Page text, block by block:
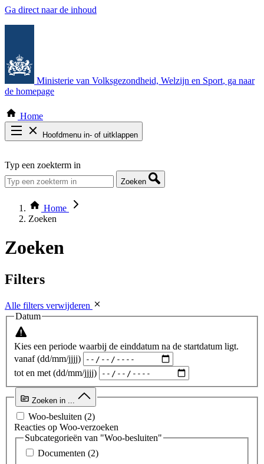
Ga direct naar de inhoud
Ministerie van Volksgezondheid, Welzijn en Sport, ga naar
de homepage
Home
Hoofdmenu in- of uitklappen
Thema COVID-19
Bekijk per bestuursorgaan
Typ een zoekterm in
Zoeken
Home
Zoeken
Zoeken
Filters
Alle filters verwijderen
Datum
Kies een periode waarbij de einddatum na de startdatum ligt.
vanaf (dd/mm/jjjj)
tot en met (dd/mm/jjjj)
Zoeken in ...
Woo-besluiten (2)
Reacties op Woo-verzoeken
Subcategorieën van "Woo-besluiten"
Documenten (2)